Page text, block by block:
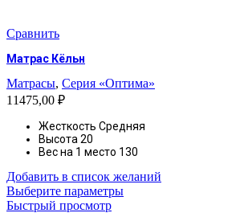
на
Сравнить
Матрас Кёльн
Матрасы, Серия «Оптима»
11475,00 ₽
Жесткость Средняя
Высота 20
Вес на 1 место 130
Добавить в список желаний
Выберите параметрыЭтот
Быстрый просмотр